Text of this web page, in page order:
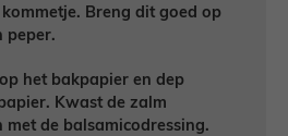
Breng dit goed op
peper.
het bakpapier en dep
Kwast de zalm
met de balsamicodressing.